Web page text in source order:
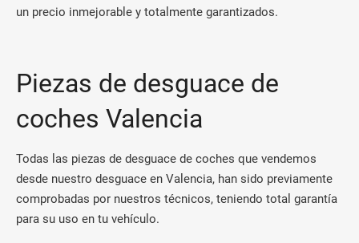
un precio inmejorable y totalmente garantizados.
Piezas de desguace de
coches Valencia
Todas las piezas de desguace de coches que vendemos
desde nuestro desguace en Valencia, han sido previamente
comprobadas por nuestros técnicos, teniendo total garantía
para su uso en tu vehículo.